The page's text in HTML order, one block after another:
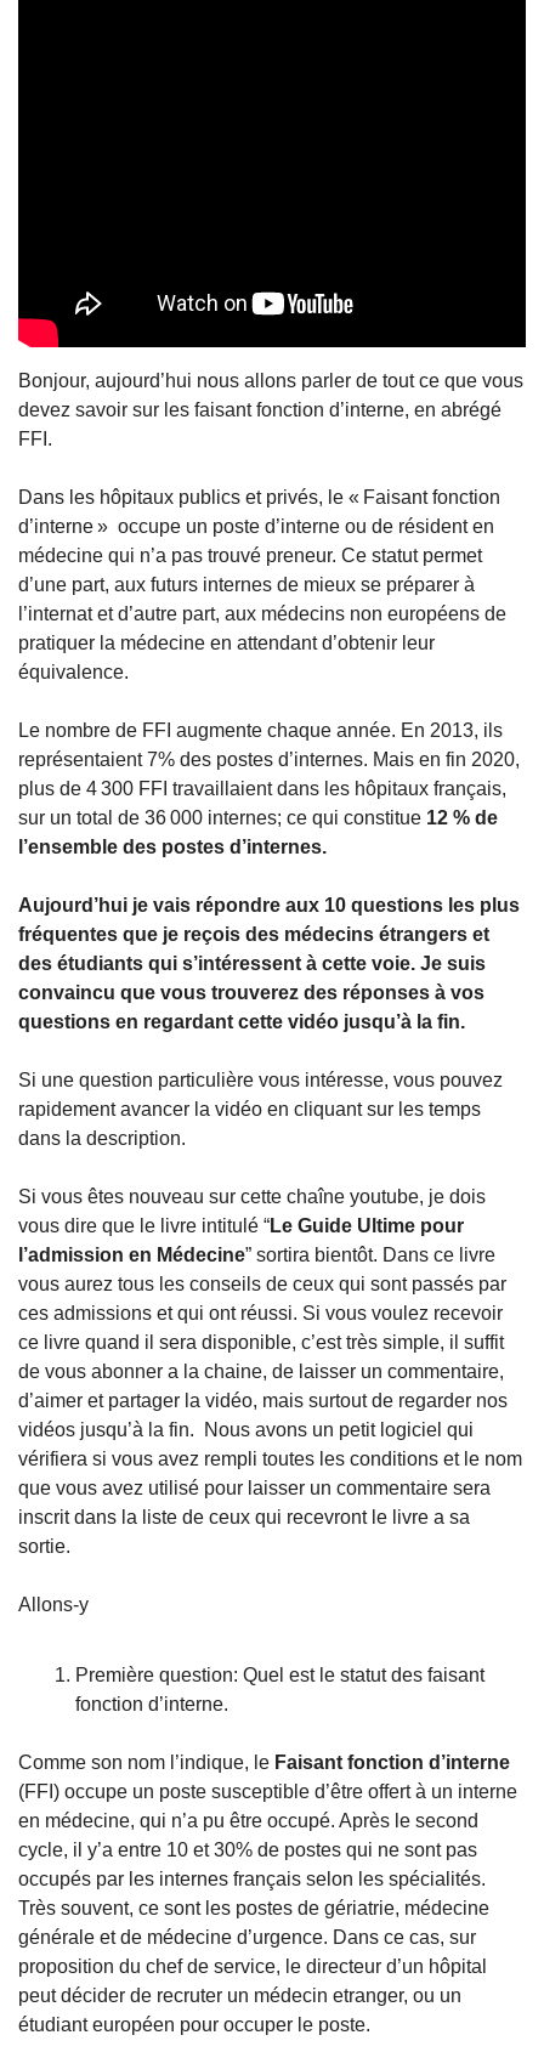
Bonjour, aujourd’hui nous allons parler de tout ce que vous
devez savoir sur les faisant fonction d’interne, en abrégé
FFI.
Dans les hôpitaux publics et privés, le « Faisant fonction
d’interne »  occupe un poste d’interne ou de résident en
médecine qui n’a pas trouvé preneur. Ce statut permet
d’une part, aux futurs internes de mieux se préparer à
l’internat et d’autre part, aux médecins non européens de
pratiquer la médecine en attendant d’obtenir leur
équivalence.
Le nombre de FFI augmente chaque année. En 2013, ils
représentaient 7% des postes d’internes. Mais en fin 2020,
plus de 4 300 FFI travaillaient dans les hôpitaux français,
sur un total de 36 000 internes; ce qui constitue 12 % de
l’ensemble des postes d’internes.
Aujourd’hui je vais répondre aux 10 questions les plus
fréquentes que je reçois des médecins étrangers et
des étudiants qui s’intéressent à cette voie. Je suis
convaincu que vous trouverez des réponses à vos
questions en regardant cette vidéo jusqu’à la fin.
Si une question particulière vous intéresse, vous pouvez
rapidement avancer la vidéo en cliquant sur les temps
dans la description.
Si vous êtes nouveau sur cette chaîne youtube, je dois
vous dire que le livre intitulé “Le Guide Ultime pour
l’admission en Médecine” sortira bientôt. Dans ce livre
vous aurez tous les conseils de ceux qui sont passés par
ces admissions et qui ont réussi. Si vous voulez recevoir
ce livre quand il sera disponible, c’est très simple, il suffit
de vous abonner a la chaine, de laisser un commentaire,
d’aimer et partager la vidéo, mais surtout de regarder nos
vidéos jusqu’à la fin.  Nous avons un petit logiciel qui
vérifiera si vous avez rempli toutes les conditions et le nom
que vous avez utilisé pour laisser un commentaire sera
inscrit dans la liste de ceux qui recevront le livre a sa
sortie.
Allons-y
Première question: Quel est le statut des faisant
fonction d’interne.
Comme son nom l’indique, le Faisant fonction d’interne
(FFI) occupe un poste susceptible d’être offert à un interne
en médecine, qui n’a pu être occupé. Après le second
cycle, il y’a entre 10 et 30% de postes qui ne sont pas
occupés par les internes français selon les spécialités.
Très souvent, ce sont les postes de gériatrie, médecine
générale et de médecine d’urgence. Dans ce cas, sur
proposition du chef de service, le directeur d’un hôpital
peut décider de recruter un médecin etranger, ou un
étudiant européen pour occuper le poste.